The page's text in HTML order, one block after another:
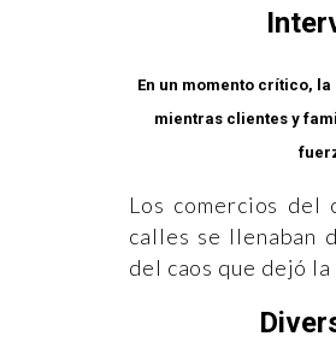
En un momento crítico,
mientras clientes y
Los comercios
calles se llenaban
del caos que dejó la